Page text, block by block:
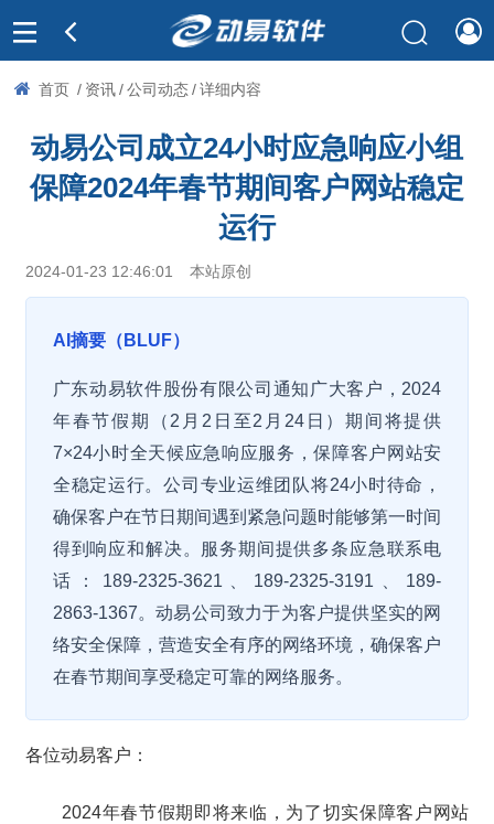
首页 / 资讯 / 公司动态 / 详细内容
动易公司成立24小时应急响应小组
保障2024年春节期间客户网站稳定
运行
2024-01-23 12:46:01 本站原创
AI摘要（BLUF）
广东动易软件股份有限公司通知广大客户，2024
年春节假期（2月2日至2月24日）期间将提供
7×24小时全天候应急响应服务，保障客户网站安
全稳定运行。公司专业运维团队将24小时待命，
确保客户在节日期间遇到紧急问题时能够第一时间
得到响应和解决。服务期间提供多条应急联系电
话：189-2325-3621、189-2325-3191、189-
2863-1367。动易公司致力于为客户提供坚实的网
络安全保障，营造安全有序的网络环境，确保客户
在春节期间享受稳定可靠的网络服务。
各位动易客户：
2024年春节假期即将来临，为了切实保障客户网站